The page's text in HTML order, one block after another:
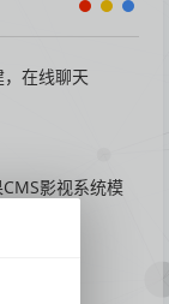
在线聊天
影视系统模